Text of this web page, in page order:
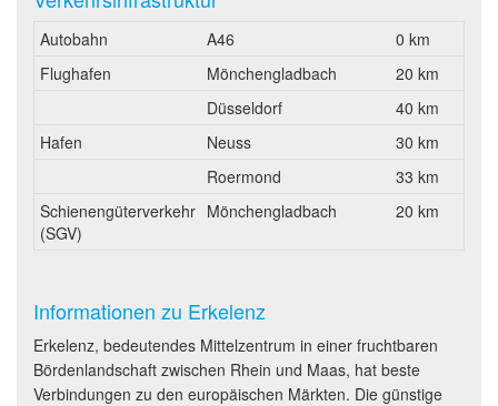
Autobahn A46
0 km
Flughafen
Mönchengladbach
20 km
Düsseldorf
40 km
Hafen
Neuss
30 km
Roermond
33 km
Schienengüterverkehr
(SGV)
Mönchengladbach 20 km
Informationen zu Erkelenz
Erkelenz, bedeutendes Mittelzentrum in einer fruchtbaren
Bördenlandschaft zwischen Rhein und Maas, hat beste
Verbindungen zu den europäischen Märkten. Die günstige